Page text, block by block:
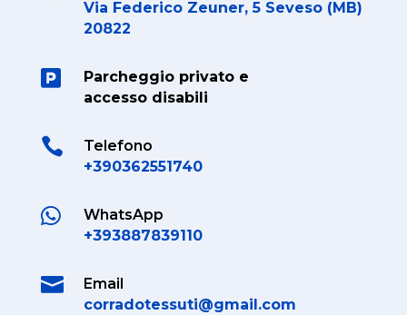
Via Federico Zeuner, 5 Seveso (MB)
20822

Parcheggio privato e
accesso disabili

Telefono
+390362551740

WhatsApp
+393887839110

Email
corradotessuti@gmail.com